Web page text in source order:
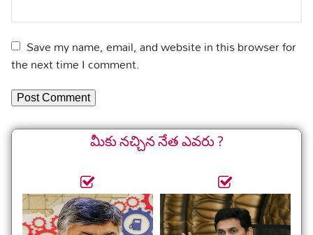
Save my name, email, and website in this browser for
the next time I comment.
మీకు నచ్చిన నేత ఎవరు ?